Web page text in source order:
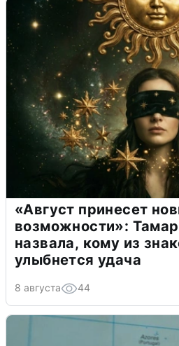
«Август принесет
возможности»:
назвала, кому из
улыбнется удача
8 августа 44